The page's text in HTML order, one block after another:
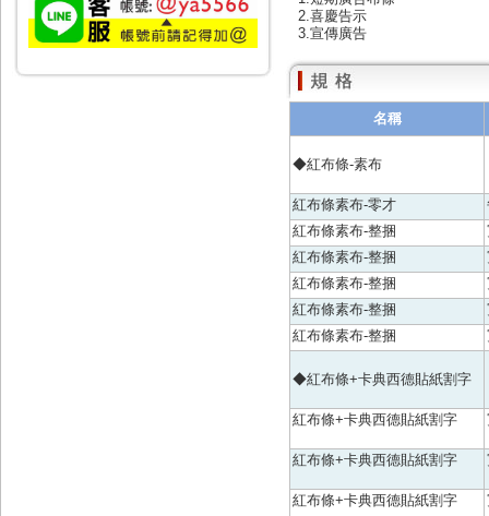
2.喜慶告示
3.宣傳廣告
名稱
◆紅布條-素布
紅布條素布-零才
紅布條素布-整捆
紅布條素布-整捆
紅布條素布-整捆
紅布條素布-整捆
紅布條素布-整捆
◆紅布條+卡典西德貼紙割字
紅布條+卡典西德貼紙割字
紅布條+卡典西德貼紙割字
紅布條+卡典西德貼紙割字